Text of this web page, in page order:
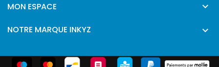
MON ESPACE 
NOTRE MARQUE INKYZ 